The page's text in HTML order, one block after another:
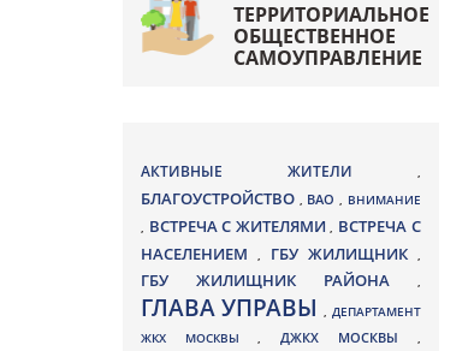
ТЕРРИТОРИАЛЬНОЕ
ОБЩЕСТВЕННОЕ
САМОУПРАВЛЕНИЕ
АКТИВНЫЕ ЖИТЕЛИ ,
БЛАГОУСТРОЙСТВО , ВАО , ВНИМАНИЕ
, ВСТРЕЧА С ЖИТЕЛЯМИ, ВСТРЕЧА С
НАСЕЛЕНИЕМ
, ГБУ ЖИЛИЩНИК ,
ГБУ ЖИЛИЩНИК РАЙОНА ,
ГЛАВА УПРАВЫ, ДЕПАРТАМЕНТ
ЖКХ МОСКВЫ,ДЖКХ МОСКВЫ ,